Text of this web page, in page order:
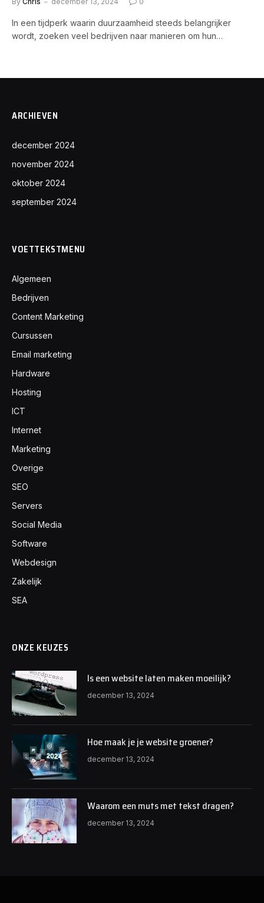
In een tijdperk waarin duurzaamheid steeds belangrijker
wordt, zoeken veel bedrijven naar manieren om hun…
ARCHIEVEN
december 2024
november 2024
oktober 2024
september 2024
VOETTEKSTMENU
Algemeen
Bedrijven
Content Marketing
Cursussen
Email marketing
Hardware
Hosting
ICT
Internet
Marketing
Overige
SEO
Servers
Social Media
Software
Webdesign
Zakelijk
SEA
ONZE KEUZES
Is een website laten maken moeilijk?
december 13, 2024
Hoe maak je je website groener?
december 13, 2024
Waarom een muts met tekst dragen?
december 13, 2024